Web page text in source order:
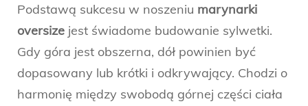
Podstawą sukcesu w noszeniu marynarki
oversize jest świadome budowanie sylwetki.
Gdy góra jest obszerna, dół powinien być
dopasowany lub krótki i odkrywający. Chodzi o
harmonię między swobodą górnej części ciała